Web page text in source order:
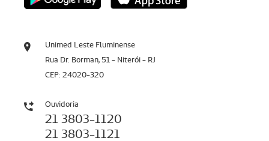
Unimed Leste Fluminense
Rua Dr. Borman, 51 - Niterói - RJ
CEP: 24020-320
Ouvidoria
21 3803-1120
21 3803-1121